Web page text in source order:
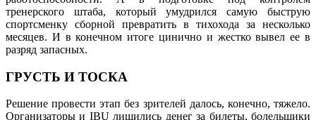
тренерского штаба, который умудрился самую быструю
спортсменку сборной превратить в тихохода за несколько
месяцев. И в конечном итоге цинично и жестко вывел ее в
разряд запасных.
ГРУСТЬ И ТОСКА
Решение провести этап без зрителей далось, конечно, тяжело.
Организаторы и IBU лишились денег за билеты, болельщики